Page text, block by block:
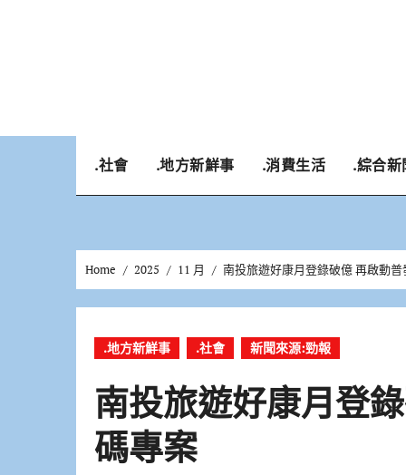
.社會 .地方新鮮事 .消費生活 .綜合新
Home 2025 11 月 南投旅遊好康月登錄破億 再啟動
.地方新鮮事 .社會 新聞來源:勁報
南投旅遊好康月登
碼專案